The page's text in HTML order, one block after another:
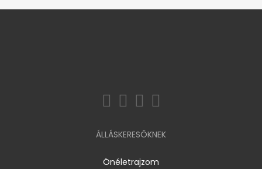
ÁLLÁSKERESŐKNEK
Önéletrajzom